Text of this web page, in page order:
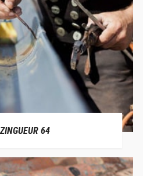
64